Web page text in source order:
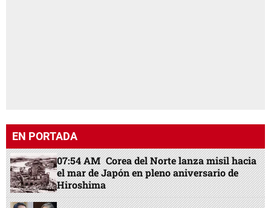
EN PORTADA
07:54 AM Corea del Norte lanza misil hacia
el mar de Japón en pleno aniversario de
Hiroshima